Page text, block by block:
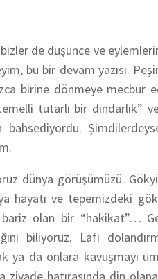
de düşünce ve
bu bir devam yazısı.
birine dönmeye mecbur
tutarlı bir dindarlık”
bahsediyordu.
dünya görüşümüzü.
hayatı ve tepemizdeki
bariz olan bir “hakikat”…
biliyoruz. Lafı
ya da onlara kavuşmayı
hatırasında din